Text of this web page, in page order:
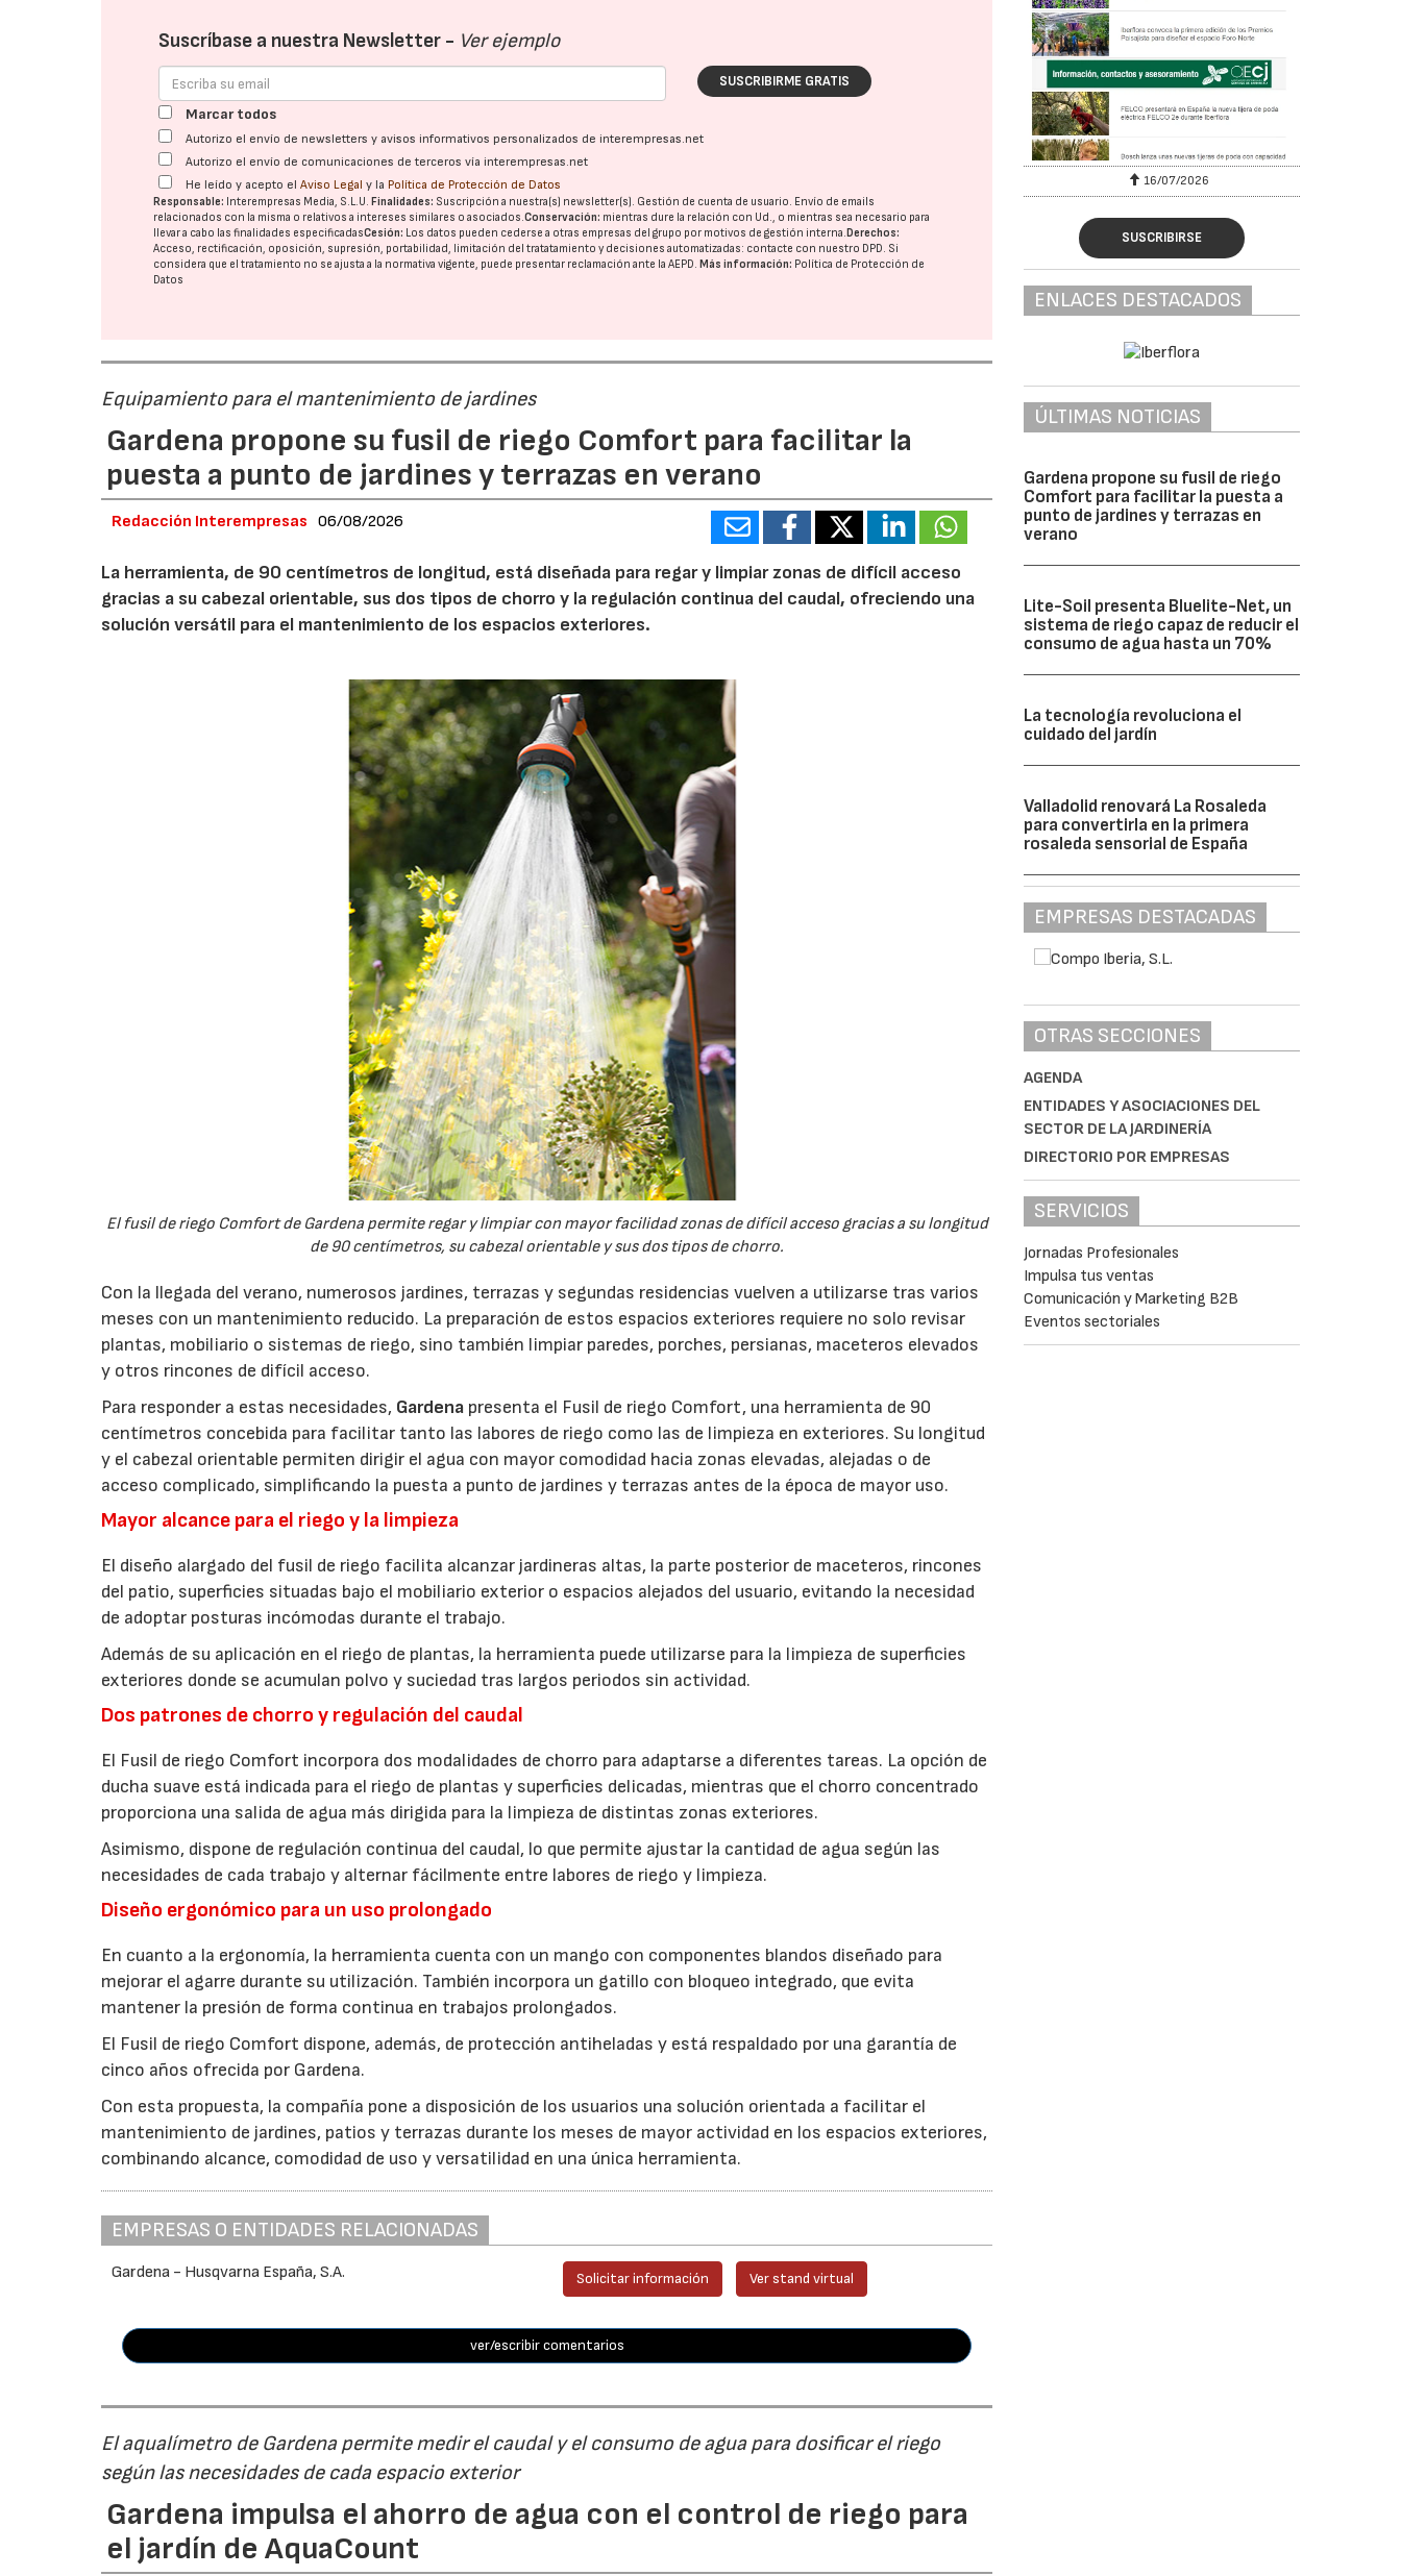
Suscríbase a nuestra Newsletter - Ver ejemplo
SUSCRIBIRME GRATIS
Marcar todos
Autorizo el envío de newsletters y avisos informativos personalizados de interempresas.net
Autorizo el envío de comunicaciones de terceros vía interempresas.net
He leído y acepto elAviso Legal y la Política de Protección de Datos
Responsable: Interempresas Media, S.L.U. Finalidades: Suscripción a nuestra(s) newsletter(s). Gestión de cuenta de usuario. Envío de emails
relacionados con la misma o relativos a intereses similares o asociados.Conservación: mientras dure la relación con Ud., o mientras sea necesario para
llevar a cabo las finalidades especificadasCesión: Los datos pueden cederse a otras empresas del grupo por motivos de gestión interna. Derechos:
Acceso, rectificación, oposición, supresión, portabilidad, limitación del tratatamiento y decisiones automatizadas: contacte con nuestro DPD. Si
considera que el tratamiento no se ajusta a la normativa vigente, puede presentar reclamación ante laAEPD. Más información: Política de Protección de
Datos
Equipamiento para el mantenimiento de jardines
Gardena propone su fusil de riego Comfort para facilitar la
puesta a punto de jardines y terrazas en verano
Redacción Interempresas 06/08/2026
La herramienta, de 90 centímetros de longitud, está diseñada para regar y limpiar zonas de difícil acceso
gracias a su cabezal orientable, sus dos tipos de chorro y la regulación continua del caudal, ofreciendo una
solución versátil para el mantenimiento de los espacios exteriores.
El fusil de riego Comfort de Gardena permite regar y limpiar con mayor facilidad zonas de difícil acceso gracias a su longitud
de 90 centímetros, su cabezal orientable y sus dos tipos de chorro.
Con la llegada del verano, numerosos jardines, terrazas y segundas residencias vuelven a utilizarse tras varios
meses con un mantenimiento reducido. La preparación de estos espacios exteriores requiere no solo revisar
plantas, mobiliario o sistemas de riego, sino también limpiar paredes, porches, persianas, maceteros elevados
y otros rincones de difícil acceso.
Para responder a estas necesidades, Gardena presenta el Fusil de riego Comfort, una herramienta de 90
centímetros concebida para facilitar tanto las labores de riego como las de limpieza en exteriores. Su longitud
y el cabezal orientable permiten dirigir el agua con mayor comodidad hacia zonas elevadas, alejadas o de
acceso complicado, simplificando la puesta a punto de jardines y terrazas antes de la época de mayor uso.
Mayor alcance para el riego y la limpieza
El diseño alargado del fusil de riego facilita alcanzar jardineras altas, la parte posterior de maceteros, rincones
del patio, superficies situadas bajo el mobiliario exterior o espacios alejados del usuario, evitando la necesidad
de adoptar posturas incómodas durante el trabajo.
Además de su aplicación en el riego de plantas, la herramienta puede utilizarse para la limpieza de superficies
exteriores donde se acumulan polvo y suciedad tras largos periodos sin actividad.
Dos patrones de chorro y regulación del caudal
El Fusil de riego Comfort incorpora dos modalidades de chorro para adaptarse a diferentes tareas. La opción de
ducha suave está indicada para el riego de plantas y superficies delicadas, mientras que el chorro concentrado
proporciona una salida de agua más dirigida para la limpieza de distintas zonas exteriores.
Asimismo, dispone de regulación continua del caudal, lo que permite ajustar la cantidad de agua según las
necesidades de cada trabajo y alternar fácilmente entre labores de riego y limpieza.
Diseño ergonómico para un uso prolongado
En cuanto a la ergonomía, la herramienta cuenta con un mango con componentes blandos diseñado para
mejorar el agarre durante su utilización. También incorpora un gatillo con bloqueo integrado, que evita
mantener la presión de forma continua en trabajos prolongados.
El Fusil de riego Comfort dispone, además, de protección antiheladas y está respaldado por una garantía de
cinco años ofrecida por Gardena.
Con esta propuesta, la compañía pone a disposición de los usuarios una solución orientada a facilitar el
mantenimiento de jardines, patios y terrazas durante los meses de mayor actividad en los espacios exteriores,
combinando alcance, comodidad de uso y versatilidad en una única herramienta.
EMPRESAS O ENTIDADES RELACIONADAS
Gardena - Husqvarna España, S.A. Solicitar información Ver stand virtual
ver/escribir comentarios
El aqualímetro de Gardena permite medir el caudal y el consumo de agua para dosificar el riego
según las necesidades de cada espacio exterior
Gardena impulsa el ahorro de agua con el control de riego para
el jardín de AquaCount
16/07/2026
SUSCRIBIRSE
ENLACES DESTACADOS
ÚLTIMAS NOTICIAS
Gardena propone su fusil de riego
Comfort para facilitar la puesta a
punto de jardines y terrazas en
verano
Lite-Soil presenta Bluelite-Net, un
sistema de riego capaz de reducir el
consumo de agua hasta un 70%
La tecnología revoluciona el
cuidado del jardín
Valladolid renovará La Rosaleda
para convertirla en la primera
rosaleda sensorial de España
EMPRESAS DESTACADAS
OTRAS SECCIONES
AGENDA
ENTIDADES Y ASOCIACIONES DEL
SECTOR DE LA JARDINERÍA
DIRECTORIO POR EMPRESAS
SERVICIOS
Jornadas Profesionales
Impulsa tus ventas
Comunicación y Marketing B2B
Eventos sectoriales